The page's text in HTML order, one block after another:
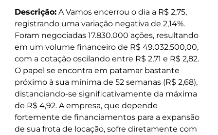
Descrição: A Vamos encerrou o dia a R$ 2,75,
registrando uma variação negativa de 2,14%.
Foram negociadas 17.830.000 ações, resultando
em um volume financeiro de R$ 49.032.500,00,
com a cotação oscilando entre R$ 2,71 e R$ 2,82.
O papel se encontra em patamar bastante
próximo à sua mínima de 52 semanas (R$ 2,68),
distanciando-se significativamente da máxima
de R$ 4,92. A empresa, que depende
fortemente de financiamentos para a expansão
de sua frota de locação, sofre diretamente com